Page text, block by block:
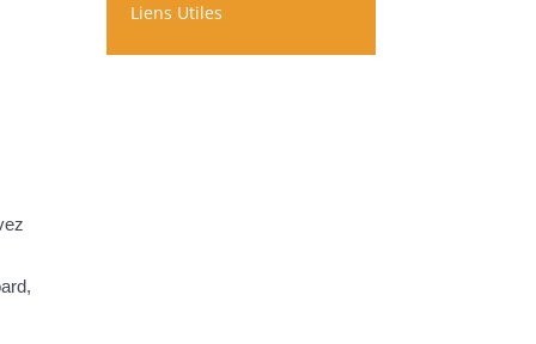
Liens Utiles